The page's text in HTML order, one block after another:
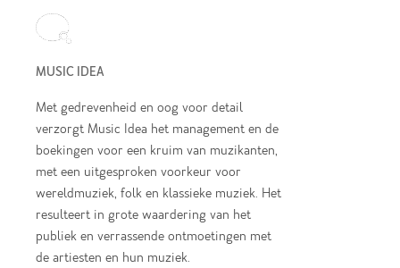
MUSIC IDEA
Met gedrevenheid en oog voor detail
verzorgt Music Idea het management en de
boekingen voor een kruim van muzikanten,
met een uitgesproken voorkeur voor
wereldmuziek, folk en klassieke muziek. Het
resulteert in grote waardering van het
publiek en verrassende ontmoetingen met
de artiesten en hun muziek.